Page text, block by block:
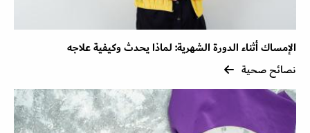
الإمساك أثناء الدورة الشهرية: لماذا يحدث وكيفية علاجه
نصائح صحية